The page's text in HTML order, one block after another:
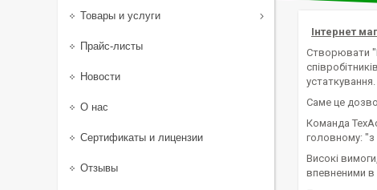
Інтернет
Створювати
устаткування.
Саме це
Команда
головному:
Високі
впевненими в
Товары и услуги
Прайс-листы
Новости
О нас
Сертификаты и лицензии
Отзывы